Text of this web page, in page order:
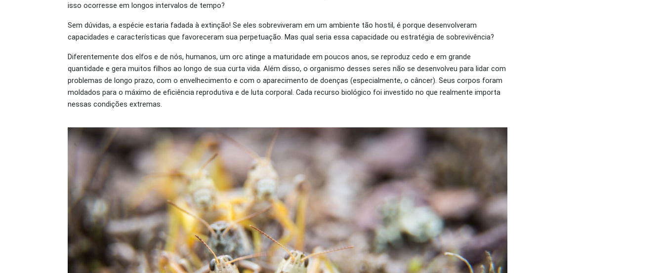
isso ocorresse em longos intervalos de tempo?
Sem dúvidas, a espécie estaria fadada à extinção! Se eles sobreviveram em um ambiente tão hostil, é porque desenvolveram
capacidades e características que favoreceram sua perpetuação. Mas qual seria essa capacidade ou estratégia de sobrevivência?
Diferentemente dos elfos e de nós, humanos, um orc atinge a maturidade em poucos anos, se reproduz cedo e em grande
quantidade e gera muitos filhos ao longo de sua curta vida. Além disso, o organismo desses seres não se desenvolveu para lidar com
problemas de longo prazo, com o envelhecimento e com o aparecimento de doenças (especialmente, o câncer). Seus corpos foram
moldados para o máximo de eficiência reprodutiva e de luta corporal. Cada recurso biológico foi investido no que realmente importa
nessas condições extremas.